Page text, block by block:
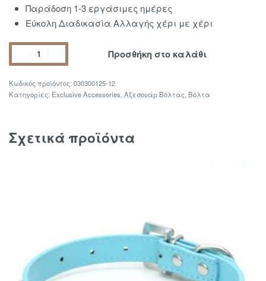
Παράδοση 1-3 εργάσιμες ημέρες
Εύκολη Διαδικασία Αλλαγής χέρι με χέρι
Προσθήκη στο καλάθι
030300125-12
Κατηγορίες: Exclusive Accessories Αξεσουάρ Βόλτας Βόλτα
Σχετικά προϊόντα